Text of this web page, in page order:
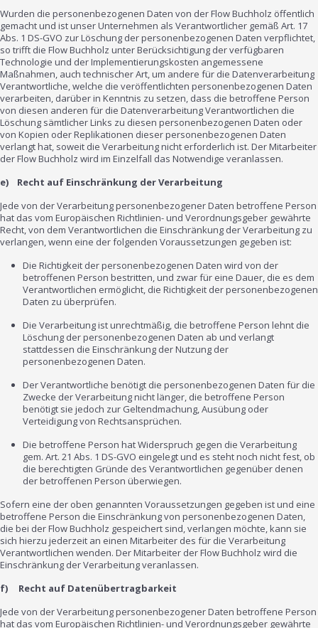
Wurden die personenbezogenen Daten von der Flow Buchholz öffentlich
gemacht und ist unser Unternehmen als Verantwortlicher gemäß Art. 17
Abs. 1 DS-GVO zur Löschung der personenbezogenen Daten verpflichtet,
so trifft die Flow Buchholz unter Berücksichtigung der verfügbaren
Technologie und der Implementierungskosten angemessene
Maßnahmen, auch technischer Art, um andere für die Datenverarbeitung
Verantwortliche, welche die veröffentlichten personenbezogenen Daten
verarbeiten, darüber in Kenntnis zu setzen, dass die betroffene Person
von diesen anderen für die Datenverarbeitung Verantwortlichen die
Löschung sämtlicher Links zu diesen personenbezogenen Daten oder
von Kopien oder Replikationen dieser personenbezogenen Daten
verlangt hat, soweit die Verarbeitung nicht erforderlich ist. Der Mitarbeiter
der Flow Buchholz wird im Einzelfall das Notwendige veranlassen.
e) Recht auf Einschränkung der Verarbeitung
Jede von der Verarbeitung personenbezogener Daten betroffene Person
hat das vom Europäischen Richtlinien- und Verordnungsgeber gewährte
Recht, von dem Verantwortlichen die Einschränkung der Verarbeitung zu
verlangen, wenn eine der folgenden Voraussetzungen gegeben ist:
Die Richtigkeit der personenbezogenen Daten wird von der
betroffenen Person bestritten, und zwar für eine Dauer, die es dem
Verantwortlichen ermöglicht, die Richtigkeit der personenbezogenen
Daten zu überprüfen.
Die Verarbeitung ist unrechtmäßig, die betroffene Person lehnt die
Löschung der personenbezogenen Daten ab und verlangt
stattdessen die Einschränkung der Nutzung der
personenbezogenen Daten.
Der Verantwortliche benötigt die personenbezogenen Daten für die
Zwecke der Verarbeitung nicht länger, die betroffene Person
benötigt sie jedoch zur Geltendmachung, Ausübung oder
Verteidigung von Rechtsansprüchen.
Die betroffene Person hat Widerspruch gegen die Verarbeitung
gem. Art. 21 Abs. 1 DS-GVO eingelegt und es steht noch nicht fest, ob
die berechtigten Gründe des Verantwortlichen gegenüber denen
der betroffenen Person überwiegen.
Sofern eine der oben genannten Voraussetzungen gegeben ist und eine
betroffene Person die Einschränkung von personenbezogenen Daten,
die bei der Flow Buchholz gespeichert sind, verlangen möchte, kann sie
sich hierzu jederzeit an einen Mitarbeiter des für die Verarbeitung
Verantwortlichen wenden. Der Mitarbeiter der Flow Buchholz wird die
Einschränkung der Verarbeitung veranlassen.
f) Recht auf Datenübertragbarkeit
Jede von der Verarbeitung personenbezogener Daten betroffene Person
hat das vom Europäischen Richtlinien- und Verordnungsgeber gewährte